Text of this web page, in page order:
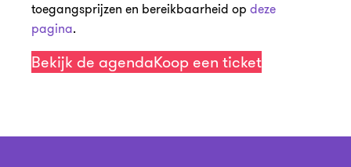
toegangsprijzen en bereikbaarheid opdeze
pagina.
Bekijk de agendaKoop een ticket